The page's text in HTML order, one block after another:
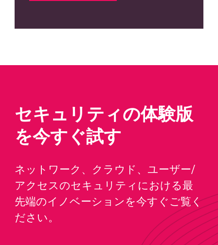
セキュリティの体験版
を今すぐ試す
ネットワーク、クラウド、ユーザー/
アクセスのセキュリティにおける最
先端のイノベーションを今すぐご覧く
ださい。